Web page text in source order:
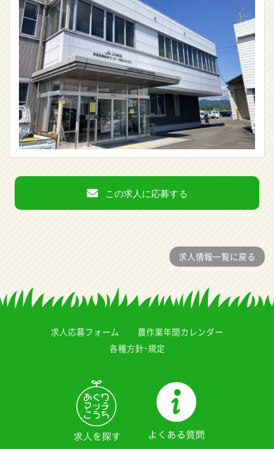
この求人に応募する
求人情報一覧に戻る
求人応募フォーム
農作業年間カレンダー
各種方針・規定